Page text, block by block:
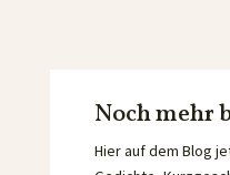
Noch mehr
Hier auf dem Blog